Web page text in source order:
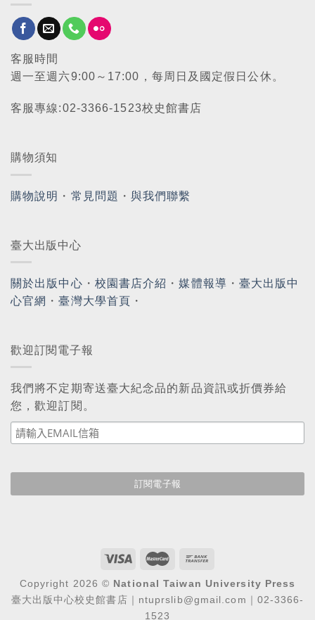
客服時間
週一至週六9:00～17:00，每周日及國定假日公休。
客服專線:02-3366-1523校史館書店
購物須知
購物說明 ・ 常見問題 ・與我們聯繫
臺大出版中心
關於出版中心 ・ 校園書店介紹 ・媒體報導 ・ 臺大出版中
心官網 ・臺灣大學首頁 ・
歡迎訂閱電子報
我們將不定期寄送臺大紀念品的新品資訊或折價券給
您，歡迎訂閱。
Copyright 2026 © National Taiwan University Press
臺大出版中心校史館書店｜ntuprslib@gmail.com｜02-3366-
1523